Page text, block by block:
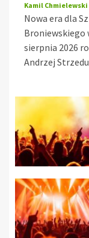
Kamil Chmielewski
Nowa era dla
Broniewskiego
sierpnia 2026
Andrzej